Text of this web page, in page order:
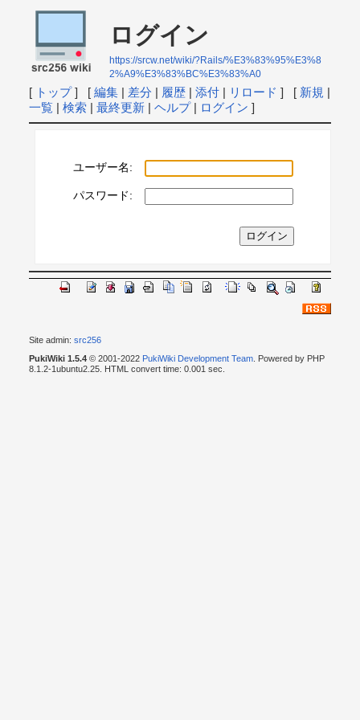
ログイン
https://srcw.net/wiki/?Rails/%E3%83%95%E3%8
2%A9%E3%83%BC%E3%83%A0
[ トップ] [ 編集| 差分 | 履歴| 添付| リロード ] [ 新規 |
一覧| 検索| 最終更新| ヘルプ| ログイン ]
ユーザー名:
パスワード:
Site admin: src256
PukiWiki 1.5.4© 2001-2022 PukiWiki Development Team. Powered by PHP
8.1.2-1ubuntu2.25. HTML convert time: 0.001 sec.